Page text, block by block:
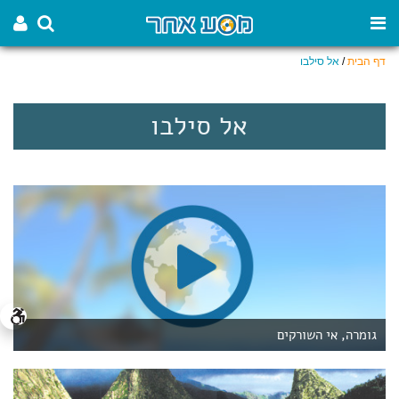
דף הבית/ אל סילבו
אל סילבו
גומרה, אי השורקים